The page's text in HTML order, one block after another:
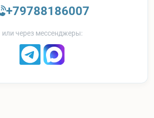
+79788186007
или через мессенджеры: